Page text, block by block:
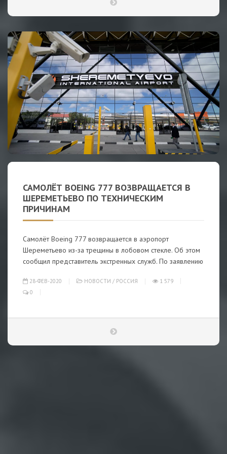
САМОЛЁТ BOEING 777 ВОЗВРАЩАЕТСЯ В
ШЕРЕМЕТЬЕВО ПО ТЕХНИЧЕСКИМ
ПРИЧИНАМ
Самолёт Boeing 777 возвращается в аэропорт
Шереметьево из-за трещины в лобовом стекле. Об этом
сообщил представитель экстренных служб. По заявлению
28-ФЕВ-2020 НОВОСТИ / РОССИЯ
1 579
0